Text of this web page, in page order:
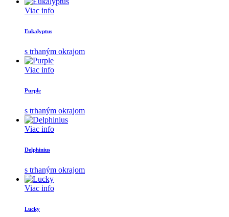
Viac info
Eukalyptus
s trhaným okrajom
Viac info
Purple
s trhaným okrajom
Viac info
Delphinius
s trhaným okrajom
Viac info
Lucky